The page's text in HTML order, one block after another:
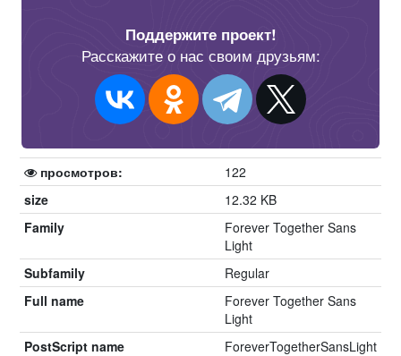
Поддержите проект!
Расскажите о нас своим друзьям:
просмотров:
122
size
12.32 KB
Family
Forever Together Sans
Light
Subfamily
Regular
Full name
Forever Together Sans
Light
PostScript name
ForeverTogetherSansLight